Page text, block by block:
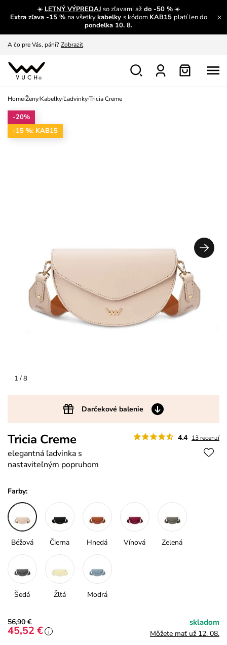
☀️ LETNÝ VÝPREDAJ so zľavami aždo -50 %☀️
Extra zľava -15 % na všetkykabelky s kódom KAB15 platí len do
pondelka 10. 8.
Prečítať viac
A čo pre Vás, páni? Zobrazit
S čím chybu neurobíš?
Nech sa inšpirovať Zobraziť
Home/Ženy/Kabelky/Ľadvinky/Tricia Creme
1/ 8
Darčekové balenie
-20%
-15 %: KAB15
4.4 13 recenzí
Tricia Creme
elegantná ľadvinka s
nastaviteľným popruhom
Farby:
Béžová Čierna Hnedá Vínová Zelená
Šedá Žltá Modrá
56,90 €
45,52 € i
skladom
Môžete mať už 12. 08.